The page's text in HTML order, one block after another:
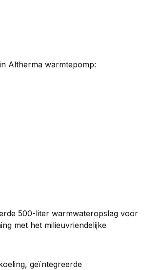
Altherma warmtepomp:
500-liter warmwateropslag voor
met het milieuvriendelijke
geïntegreerde